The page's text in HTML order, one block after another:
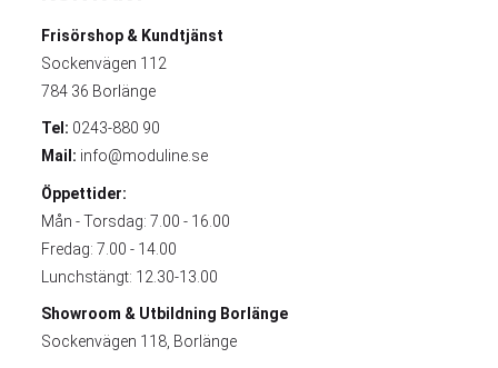
Frisörshop & Kundtjänst
Sockenvägen 112
784 36 Borlänge
Tel: 0243-880 90
Mail: info@moduline.se
Öppettider:
Mån - Torsdag: 7.00 - 16.00
Fredag: 7.00 - 14.00
Lunchstängt: 12.30-13.00
Showroom & Utbildning Borlänge
Sockenvägen 118, Borlänge